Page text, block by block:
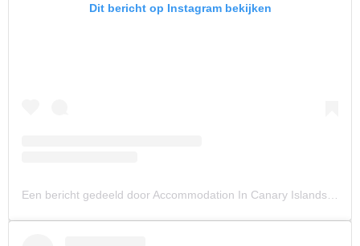
Dit bericht op Instagram bekijken